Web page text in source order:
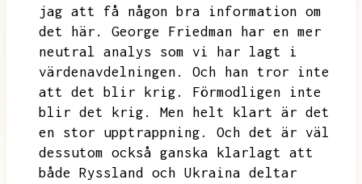
jag att få någon bra information om
det här.
George Friedman har en mer
neutral analys som vi har lagt i
värdenavdelningen.
Och han tror inte
att det blir krig.
Förmodligen inte
blir det krig.
Men helt klart är det
en stor upptrappning.
Och det är väl
dessutom också ganska klarlagt att
både Ryssland och Ukraina deltar